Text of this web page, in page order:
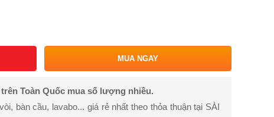
MUA NGAY
Toàn Quốc mua số lượng nhiều.
bàn cầu, lavabo... giá rẻ nhất theo thỏa thuận tại SÀI